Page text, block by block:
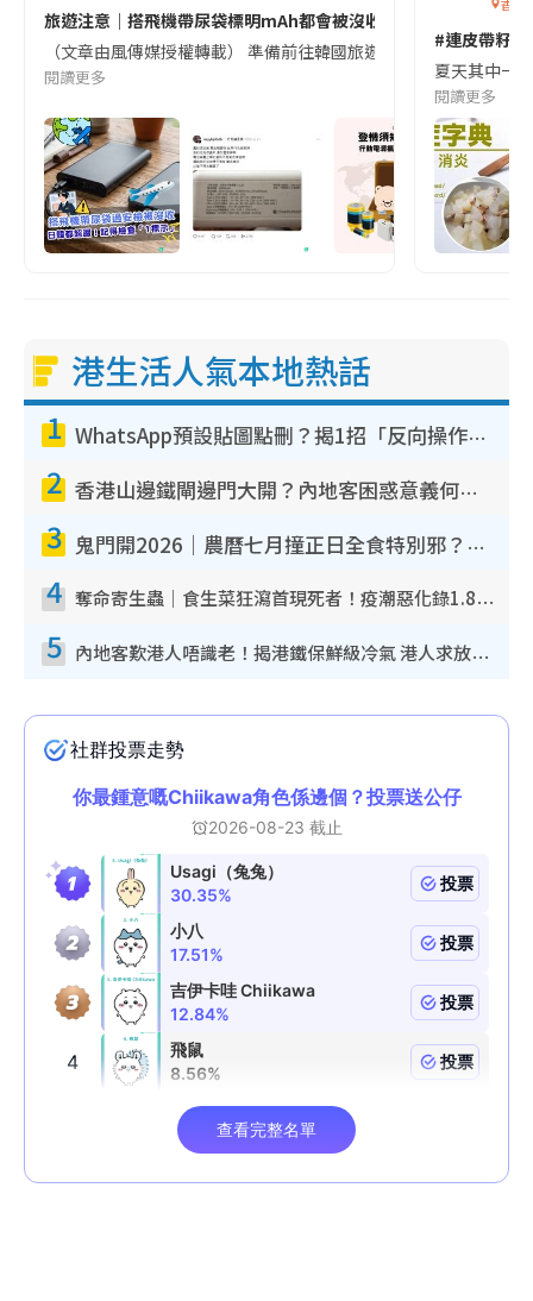
旅遊注意｜搭飛機帶尿袋標明mAh都會被沒收😱出發前切記檢查
（文章由風傳媒授權轉載） 準備前往韓國旅遊的民眾，近期要
閱讀更多
#連皮帶籽
夏天其中一
閱讀更多
港生活人氣本地熱話
1 WhatsApp預設貼圖點刪？揭1招「反向操作」還原簡潔介面 附3步實測教學
2 香港山邊鐵閘邊門大開？內地客困惑意義何在！網民神回覆：呢種叫法理性防禦
3 鬼門開2026｜農曆七月撞正日全食特別邪？專家警告切忌做一事！揭4大禁忌+2招保平安
4 奪命寄生蟲｜食生菜狂瀉首現死者！疫潮惡化錄1.8萬宗病例 揭洗菜3大謬誤
5 內地客歎港人唔識老！揭港鐵保鮮級冷氣 港人求放過：咪投訴